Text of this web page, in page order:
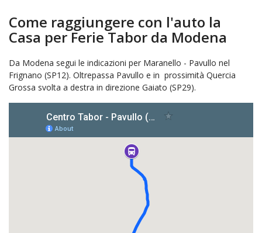
Come raggiungere con l'auto la
Casa per Ferie Tabor da Modena
Da Modena segui le indicazioni per Maranello - Pavullo nel
Frignano (SP12). Oltrepassa Pavullo e in prossimità Quercia
Grossa svolta a destra in direzione Gaiato (SP29).